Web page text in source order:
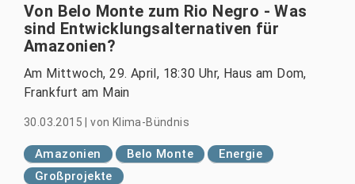
Von Belo Monte zum Rio Negro - Was
sind Entwicklungsalternativen für
Amazonien?
Am Mittwoch, 29. April, 18:30 Uhr, Haus am Dom,
Frankfurt am Main
30.03.2015 |von Klima-Bündnis
Amazonien Belo Monte
Energie
Großprojekte